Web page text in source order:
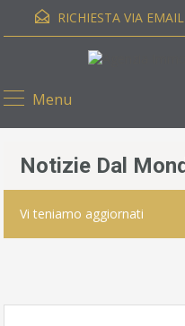
RICHIESTA VIA
Menu
Notizie Dal
Vi teniamo aggiornati